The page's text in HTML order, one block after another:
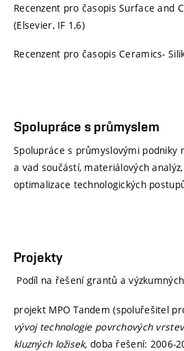
Recenzent pro časopis Surface and
(Elsevier, IF 1,6)
Recenzent pro časopis Ceramics-
Spolupráce s průmyslem
Spolupráce s průmyslovými podniky
a vad součástí, materiálových
optimalizace technologických
Projekty
Podíl na řešení grantů a
projekt MPO Tandem (spoluřešitel
vývoj technologie povrchových
kluzných ložisek, doba řešení: 2006-